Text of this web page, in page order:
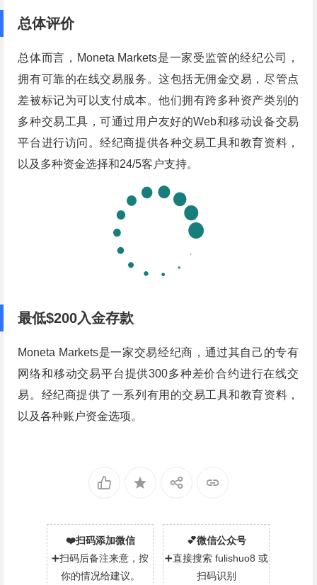
总体评价
总体而言，Moneta Markets是一家受监管的经纪公司，
拥有可靠的在线交易服务。这包括无佣金交易，尽管点
差被标记为可以支付成本。他们拥有跨多种资产类别的
多种交易工具，可通过用户友好的Web和移动设备交易
平台进行访问。经纪商提供各种交易工具和教育资料，
以及多种资金选择和24/5客户支持。
最低$200入金存款
Moneta Markets是一家交易经纪商，通过其自己的专有
网络和移动交易平台提供300多种差价合约进行在线交
易。经纪商提供了一系列有用的交易工具和教育资料，
以及各种账户资金选项。
❤️扫码添加微信
➕扫码后备注来意，按
你的情况给建议。
💕微信公众号
➕直接搜索 fulishuo8 或
扫码识别